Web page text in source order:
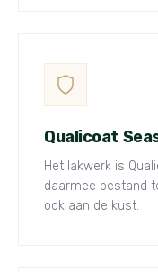
Qualicoat
Het lakwerk is
daarmee bestand
ook aan de kust.